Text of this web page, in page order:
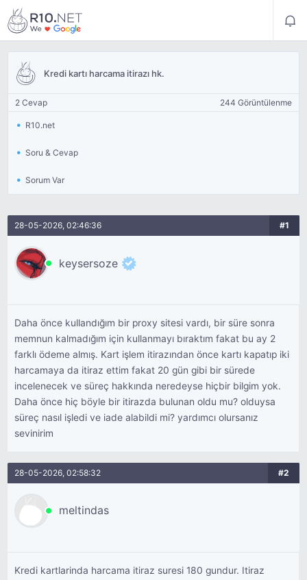
Kredi kartı harcama itirazı hk.
2 Cevap 244 Görüntülenme
R10.net
Soru & Cevap
Sorum Var
28-05-2026, 02:46:36 #1
keysersoze
Daha önce kullandığım bir proxy sitesi vardı, bir süre sonra
memnun kalmadığım için kullanmayı bıraktım fakat bu ay 2
farklı ödeme almış. Kart işlem itirazından önce kartı kapatıp iki
harcamaya da itiraz ettim fakat 20 gün gibi bir sürede
incelenecek ve süreç hakkında neredeyse hiçbir bilgim yok.
Daha önce hiç böyle bir itirazda bulunan oldu mu? olduysa
süreç nasıl işledi ve iade alabildi mi? yardımcı olursanız
sevinirim
28-05-2026, 02:58:32 #2
meltindas
Kredi kartlarinda harcama itiraz suresi 180 gundur. Itiraz